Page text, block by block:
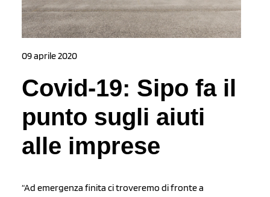
09 aprile 2020
Covid-19: Sipo fa il
punto sugli aiuti
alle imprese
“Ad emergenza finita ci troveremo di fronte a